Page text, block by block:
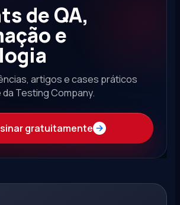
de QA,
e
artigos e cases práticos
Testing Company.
gratuitamente